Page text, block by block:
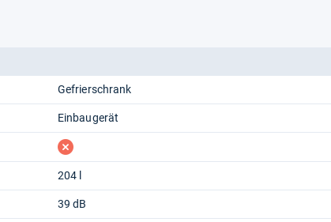
Gefrierschrank
Einbaugerät
fehlt
204 l
39 dB